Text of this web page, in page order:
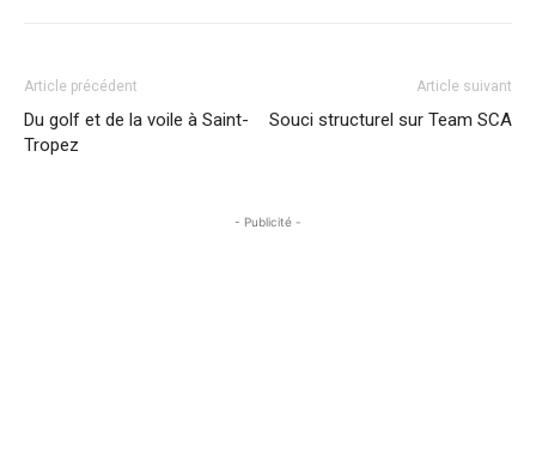
Article précédent
Du golf et de la voile à Saint-
Tropez
Article suivant
Souci structurel sur Team SCA
- Publicité -